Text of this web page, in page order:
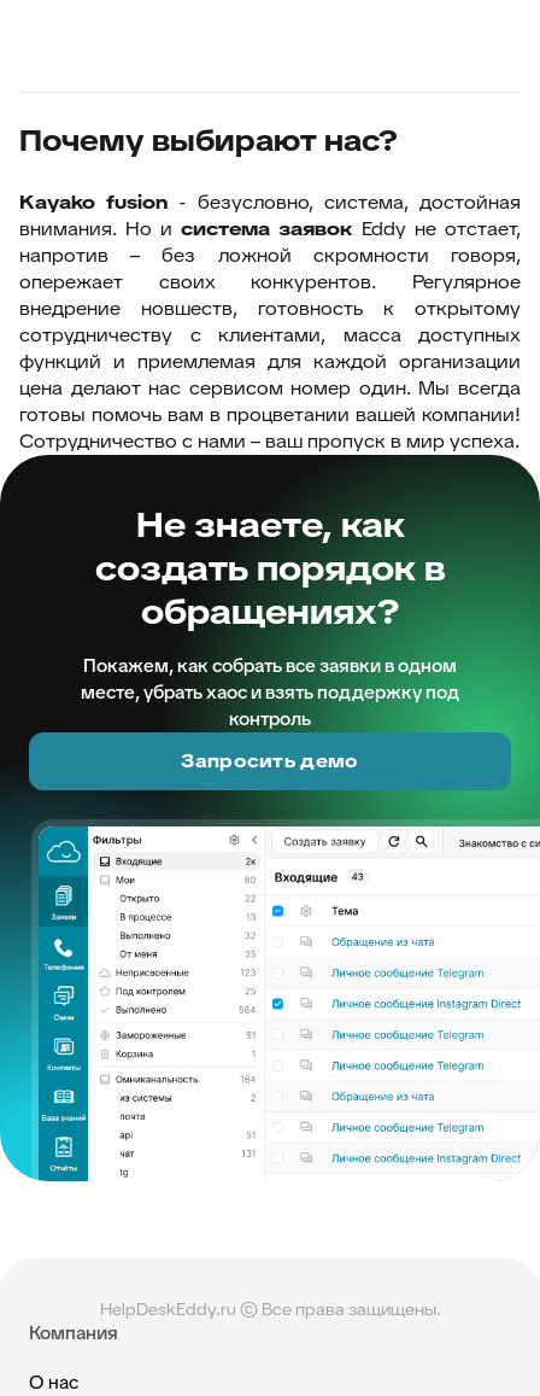
Почему выбирают нас?
Kayako fusion - безусловно, система, достойная
внимания. Но и система заявок Eddy не отстает,
напротив – без ложной скромности говоря,
опережает своих конкурентов. Регулярное
внедрение новшеств, готовность к открытому
сотрудничеству с клиентами, масса доступных
функций и приемлемая для каждой организации
цена делают нас сервисом номер один. Мы всегда
готовы помочь вам в процветании вашей компании!
Сотрудничество с нами – ваш пропуск в мир успеха.
Не знаете, как
создать порядок в
обращениях?
Покажем, как собрать все заявки в одном
месте, убрать хаос и взять поддержку под
контроль
Запросить демо
HelpDeskEddy.ru © Все права защищены.
Компания
О нас